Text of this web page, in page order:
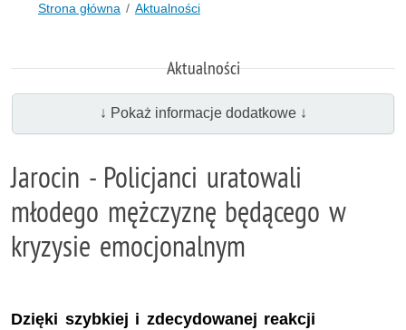
Strona główna Aktualności
Aktualności
↓ Pokaż informacje dodatkowe ↓
Jarocin - Policjanci uratowali
młodego mężczyznę będącego w
kryzysie emocjonalnym
Dzięki szybkiej i zdecydowanej reakcji